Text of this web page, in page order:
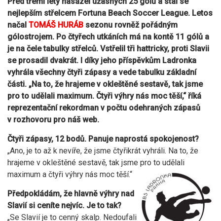
nejlepším střelcem Fortuna Beach Soccer League. Letos
načal TOMÁŠ HURÁB sezonu rovněž pořádným
gólostrojem. Po čtyřech utkáních má na kontě 11 gólů a
je na čele tabulky střelců. Vstřelil tři hattricky, proti Slavii
se prosadil dvakrát. I díky jeho příspěvkům Ladronka
vyhrála všechny čtyři zápasy a vede tabulku základní
části. „Na to, že hrajeme v okleštěné sestavě, tak jsme
pro to udělali maximum. Čtyři výhry nás moc těší,“ říká
reprezentační rekordman v počtu odehraných zápasů
v rozhovoru pro náš web.
Čtyři zápasy, 12 bodů. Panuje naprostá spokojenost?
„Ano, je to až k nevíře, že jsme čtyřikrát vyhráli. Na to, že
hrajeme v okleštěné sestavě, tak jsme pro to udělali
maximum a čtyři výhry nás moc těší.“
Předpokládám, že hlavně výhry nad
Slavií si ceníte nejvíc. Je to tak?
„Se Slavií je to cenný skalp. Nedoufali